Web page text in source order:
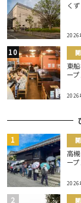
く
2026
東
ー
2026
高
ー
2026